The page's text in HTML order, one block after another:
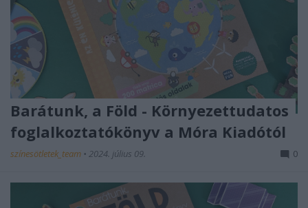
Barátunk, a Föld - Környezettudatos
foglalkoztatókönyv a Móra Kiadótól
színesötletek_team • 2024. július 09. 0